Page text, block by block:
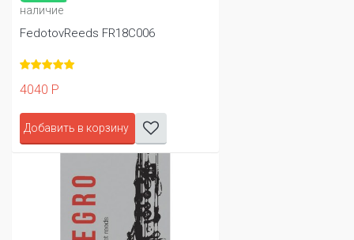
наличие
FedotovReeds FR18C006
4040 Р
Добавить в корзину